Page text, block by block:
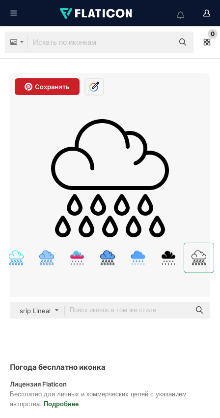
0
Сохранить
srip Lineal
Погода бесплатно иконка
Лицензия Flaticon
Бесплатно для личных и коммерческих целей с указанием
авторства. Подробнее